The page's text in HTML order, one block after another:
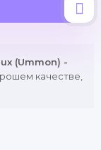
(Ummon) -
качестве,